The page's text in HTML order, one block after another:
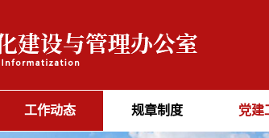
工作动态 规章制度 党建